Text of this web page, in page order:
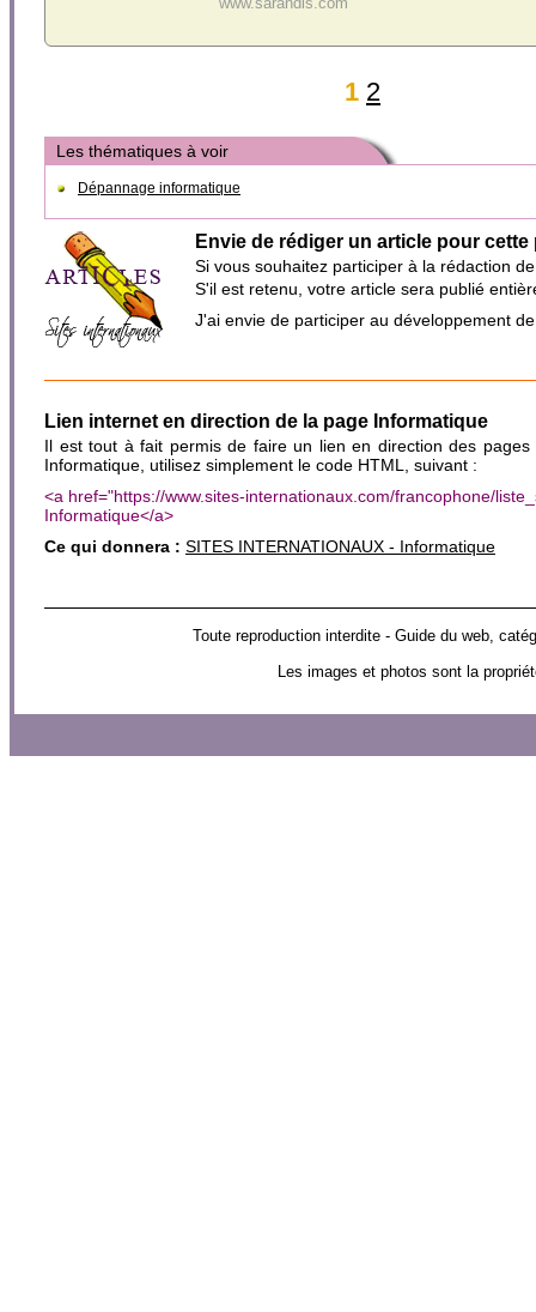
1 2
Les thématiques à voir
Dépannage informatique
Envie de rédiger un article pour cette
Si vous souhaitez participer à la rédaction
S'il est retenu, votre article sera publié
J'ai envie de participer au développement
Lien internet en direction de la page Informatique
Il est tout à fait permis de faire un lien en direction des
Informatique, utilisez simplement le code HTML, suivant :
<a href="https://www.sites-internationaux.com/francophone/
Informatique</a>
Ce qui donnera : SITES INTERNATIONAUX - Informatique
Toute reproduction interdite - Guide du web,
Les images et photos sont la